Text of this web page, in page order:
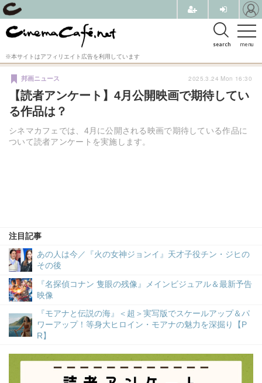
menu
search
※本サイトはアフィリエイト広告を利用しています
【読者アンケート】4月公開映画で期待してい
る作品は？
シネマカフェでは、4月に公開される映画で期待している作品に
ついて読者アンケートを実施します。
邦画ニュース
注目記事
あの人は今／『火の女神ジョンイ』天才子役チン・ジヒの
その後
『名探偵コナン 隻眼の残像』メインビジュアル＆最新予告
映像
『モアナと伝説の海』＜超＞実写版でスケールアップ＆パ
ワーアップ！等身大ヒロイン・モアナの魅力を深掘り【P
R】
2025.3.24 Mon 16:30